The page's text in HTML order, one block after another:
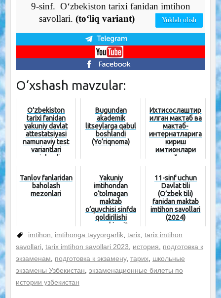
9-sinf. O‘zbekiston tarixi fanidan imtihon
savollari. (to‘liq variant) Yuklab olish
O‘xshash mavzular:
O‘zbekiston
tarixi fanidan
yakuniy davlat
attestatsiyasi
namunaviy test
variantlari
aniqlandi
Bugundan
akademik
litseylarga qabul
boshlandi
(Yo‘riqnoma)
Ихтисослаштир
илган мактаб ва
мактаб-
интернатларига
кириш
имтиҳонлари
қайси
ўтказил...
Tanlov fanlaridan
baholash
mezonlari
Yakuniy
imtihondan
o‘tolmagan
maktab
o‘quvchisi sinfda
qoldirilishi
mumkinmi?
11-sinf uchun
Davlat tili
(O’zbek tili)
fanidan maktab
imtihon savollari
(2024)
imtihon, imtihonga tayyorgarlik, tarix, tarix imtihon
savollari, tarix imtihon savollari 2023, история, подготовка к
экзаменам, подготовка к экзамену, тарих, школьные
экзамены Узбекистан, экзаменационные билеты по
истории узбекистан